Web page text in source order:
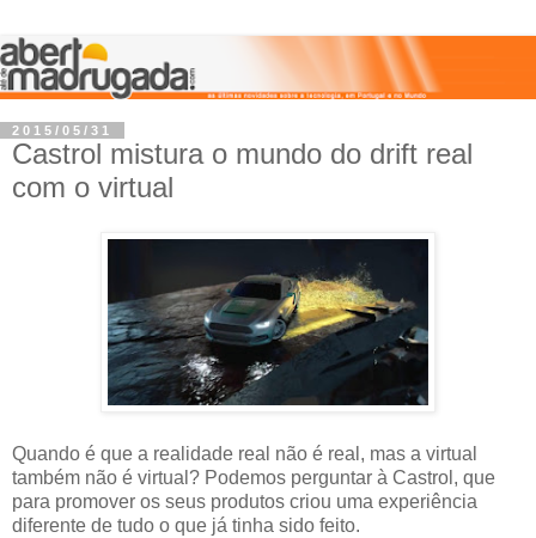
2015/05/31
Castrol mistura o mundo do drift real
com o virtual
Quando é que a realidade real não é real, mas a virtual
também não é virtual? Podemos perguntar à Castrol, que
para promover os seus produtos criou uma experiência
diferente de tudo o que já tinha sido feito.